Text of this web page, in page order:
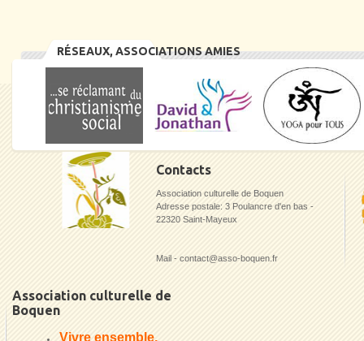
RÉSEAUX, ASSOCIATIONS AMIES
Contacts
Association culturelle de Boquen
Adresse postale: 3 Poulancre d'en bas -
22320 Saint-Mayeux
Mail - contact@asso-boquen.fr
Association culturelle de
Boquen
Vivre ensemble,